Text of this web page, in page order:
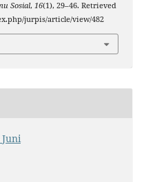
Sosial, 16(1), 29–46. Retrieved
jurpis/article/view/482